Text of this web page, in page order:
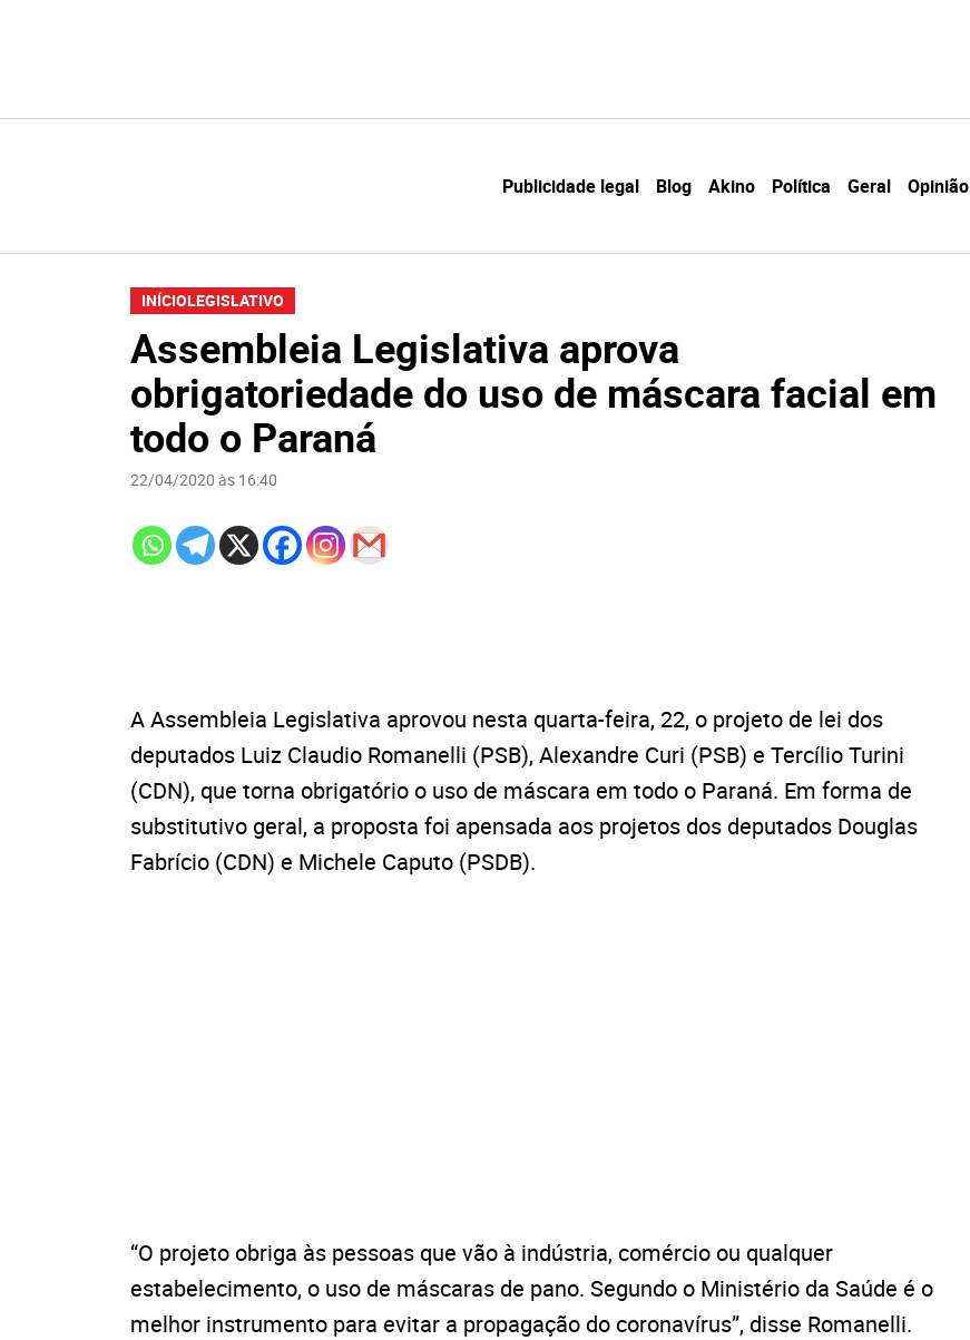
Publicidade legal Blog Akino Política Geral Opinião
INÍCIOLEGISLATIVO
Assembleia Legislativa aprova
obrigatoriedade do uso de máscara facial em
todo o Paraná
22/04/2020 às 16:40
A Assembleia Legislativa aprovou nesta quarta-feira, 22, o projeto de lei dos
deputados Luiz Claudio Romanelli (PSB), Alexandre Curi (PSB) e Tercílio Turini
(CDN), que torna obrigatório o uso de máscara em todo o Paraná. Em forma de
substitutivo geral, a proposta foi apensada aos projetos dos deputados Douglas
Fabrício (CDN) e Michele Caputo (PSDB).
“O projeto obriga às pessoas que vão à indústria, comércio ou qualquer
estabelecimento, o uso de máscaras de pano. Segundo o Ministério da Saúde é o
melhor instrumento para evitar a propagação do coronavírus”, disse Romanelli.